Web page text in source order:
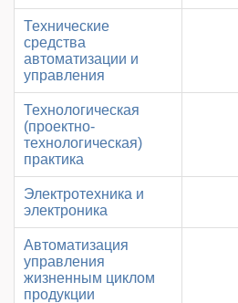
Технические
средства
автоматизации и
управления
Технологическая
(проектно-
технологическая)
практика
Электротехника и
электроника
Автоматизация
управления
жизненным циклом
продукции